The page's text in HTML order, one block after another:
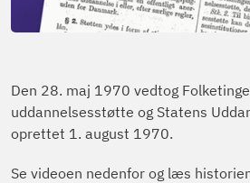
Den 28. maj 1970 vedtog
uddannelsesstøtte og Statens
oprettet 1. august 1970.
Se videoen nedenfor og læs